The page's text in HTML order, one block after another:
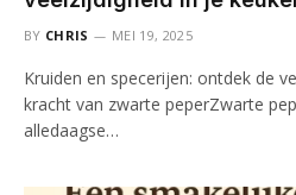
BY CHRIS MEI 19, 2025
Kruiden en specerijen: ontdek de
kracht van zwarte peperZwarte
alledaagse…